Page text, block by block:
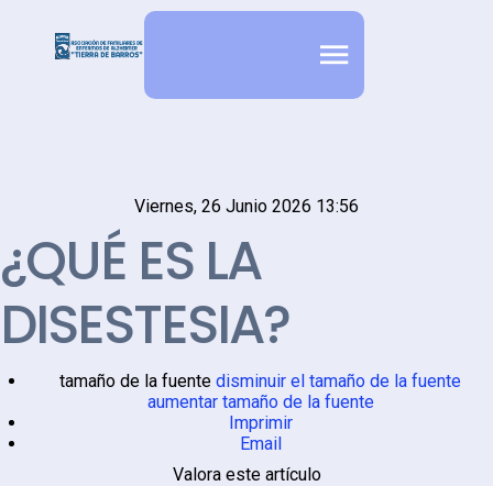
Viernes, 26 Junio 2026 13:56
¿QUÉ ES LA
DISESTESIA?
tamaño de la fuente disminuir el tamaño de la fuente
aumentar tamaño de la fuente
Imprimir
Email
Valora este artículo